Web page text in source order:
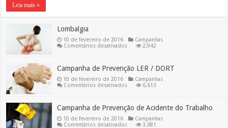
Leia mais »
Lombalgia
10 de fevereiro de 2016
Campanhas
Comentários desativadosem
2,942
Campanha de Prevenção LER / DORT
10 de fevereiro de 2016
Campanhas
Comentários desativadosem
LER
DORT
6,613
Campanha de Prevenção de Acidente do Trabalho
10 de fevereiro de 2016
Campanhas
Comentários desativadosem
3,681